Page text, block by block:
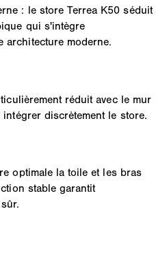
: le store Terrea K50 séduit
qui s'intègre
architecture moderne.
réduit avec le mur
discrètement le store.
optimale la toile et les bras
stable garantit